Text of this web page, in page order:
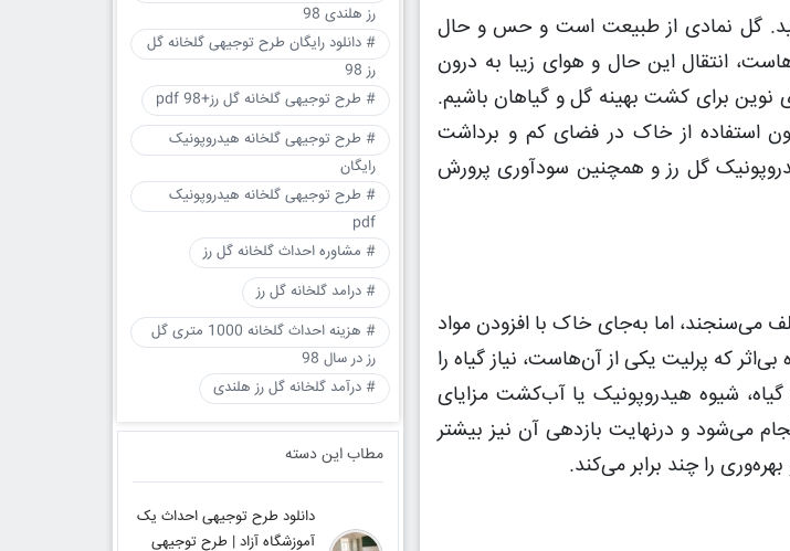
کنید. گل نمادی از طبیعت است و حس و حال
انتقال این حال و هوای زیبا به درون
برای کشت بهینه گل و گیاهان باشیم.
استفاده از خاک در فضای کم و برداشت
گل رز و همچنین سودآوری پرورش
می‌سنجند، اما به‌جای خاک با افزودن مواد
که پرلیت یکی از آن‌هاست، نیاز گیاه را
شیوه هیدروپونیک یا آب‌کشت مزایای
می‌شود و درنهایت بازدهی آن نیز بیشتر
را چند برابر می‌کند.
رز هلندی 98
# دانلود رایگان طرح توجیهی گلخانه گل
رز 98
# طرح توجیهی گلخانه گل رز+pdf 98
# طرح توجیهی گلخانه هیدروپونیک
رایگان
# طرح توجیهی گلخانه هیدروپونیک
pdf
# مشاوره احداث گلخانه گل رز
# درامد گلخانه گل رز
# هزینه احداث گلخانه 1000 متری گل
رز در سال 98
# درآمد گلخانه گل رز هلندی
مطاب این دسته
دانلود طرح توجیهی احداث یک
آموزشگاه آزاد | طرح توجیهی